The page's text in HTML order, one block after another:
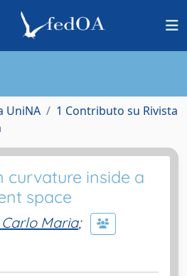
UniNA
1 Contributo su Rivista
curvature inside a
space
Carlo Maria;